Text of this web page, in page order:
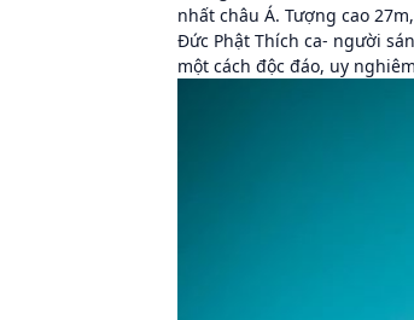
nhất châu Á. Tượng cao
Đức Phật Thích ca- người
một cách độc đáo, uy